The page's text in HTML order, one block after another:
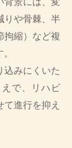
りや骨棘、半
拘縮）など複
込みにくいた
で、リハビ
進行を抑え